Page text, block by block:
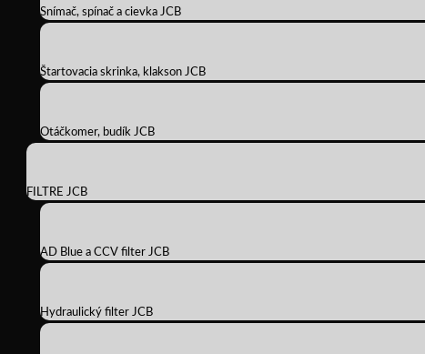
Snímač, spínač a cievka JCB
Štartovacia skrinka, klakson JCB
Otáčkomer, budík JCB
FILTRE JCB
AD Blue a CCV filter JCB
Hydraulický filter JCB